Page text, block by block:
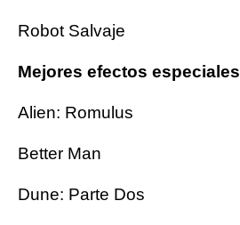
Robot Salvaje
Mejores efectos especiales
Alien: Romulus
Better Man
Dune: Parte Dos